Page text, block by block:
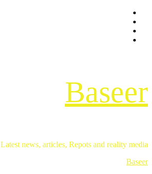
Skip
content
Baseer
Latest news, articles, Repots and reality media
Primary
Baseer